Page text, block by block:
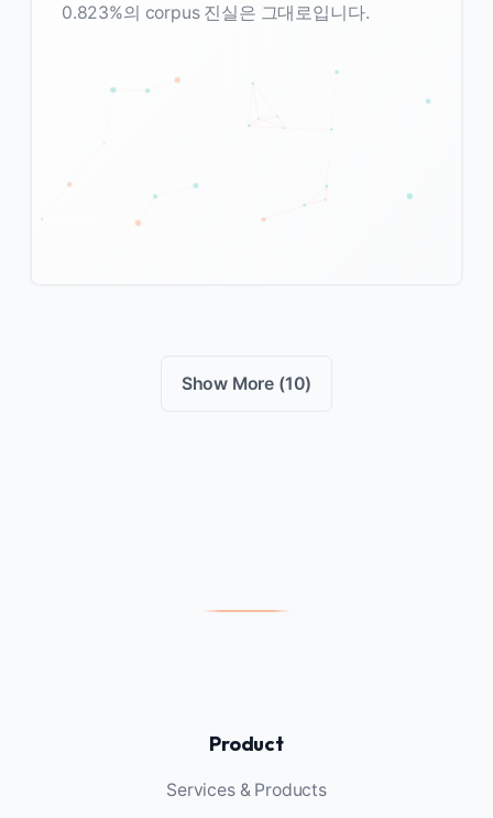
0.823%의 corpus 진실은 그대로입니다.
Show More (10)
Product
Services & Products